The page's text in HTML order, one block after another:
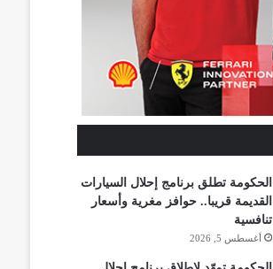
الحكومة تطلق برنامج إحلال السيارات
القديمة قريبا.. حوافز مغرية وأسعار
تنافسية
أغسطس 5, 2026